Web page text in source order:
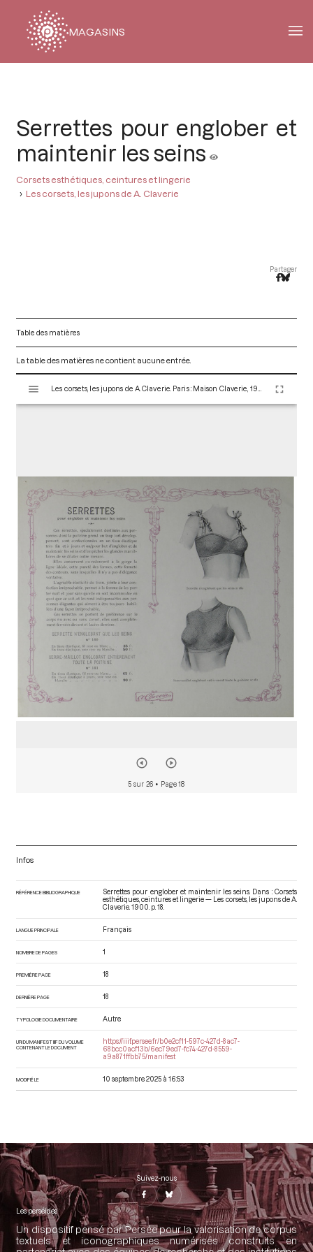
MAGASINS
Serrettes pour englober et
maintenir les seins
Corsets esthétiques, ceintures et lingerie
Les corsets, les jupons de A. Claverie
Partager
Table des matières
La table des matières ne contient aucune entrée.
s
5 sur 26 • Page 18
Infos
RÉFÉRENCE BIBLIOGRAPHIQUE
Serrettes pour englober et maintenir les seins. Dans : Corsets
esthétiques, ceintures et lingerie — Les corsets, les jupons de A.
Claverie . 1900. p. 18.
LANGUE PRINCIPALE Français
NOMBRE DE PAGES 1
PREMIÈRE PAGE 18
DERNIÈRE PAGE 18
TYPOLOGIE DOCUMENTAIRE Autre
URI DU MANIFEST IIIF DU VOLUME
CONTENANT LE DOCUMENT
https://iiif.persee.fr/b0e2cf11-597c-427d-8ac7-
68bcc0acf13b/6ec79ed7-fc74-427d-8559-
a9a871ffbb75/manifest
MODIFIÉ LE 10 septembre 2025 à 16:53
Suivez-nous
Les perséides
Un dispositif pensé par Persée pour la valorisation de corpus
textuels et iconographiques numérisés construits en